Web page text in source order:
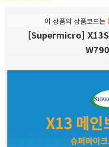
이 상품의 상품코드는
[Supermicro]